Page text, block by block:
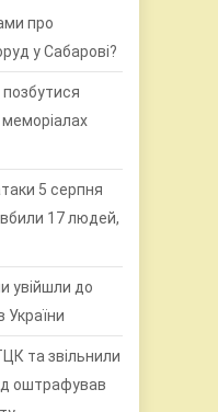
про
у Сабарові?
позбутися
5 серпня
17 людей,
увійшли до
України
та звільнили
оштрафував